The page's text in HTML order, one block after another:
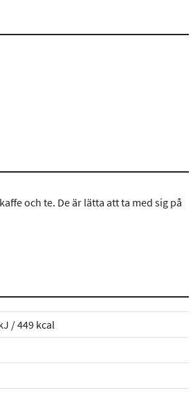
och te. De är lätta att ta med sig på
/ 449 kcal